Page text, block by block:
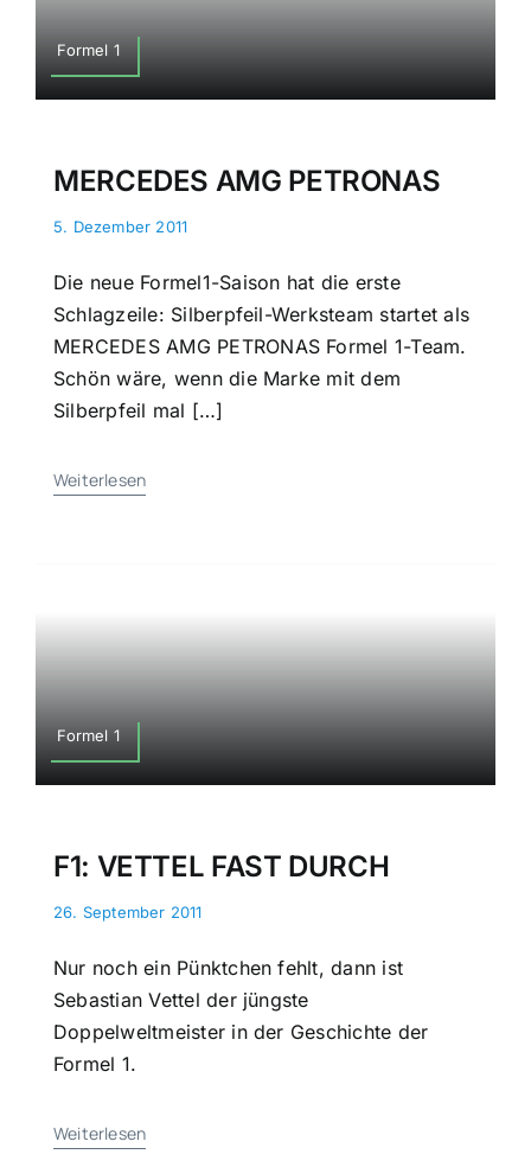
Formel 1
MERCEDES AMG PETRONAS
5. Dezember 2011
Die neue Formel1-Saison hat die erste
Schlagzeile: Silberpfeil-Werksteam startet als
MERCEDES AMG PETRONAS Formel 1-Team.
Schön wäre, wenn die Marke mit dem
Silberpfeil mal […]
Weiterlesen
Formel 1
F1: VETTEL FAST DURCH
26. September 2011
Nur noch ein Pünktchen fehlt, dann ist
Sebastian Vettel der jüngste
Doppelweltmeister in der Geschichte der
Formel 1.
Weiterlesen